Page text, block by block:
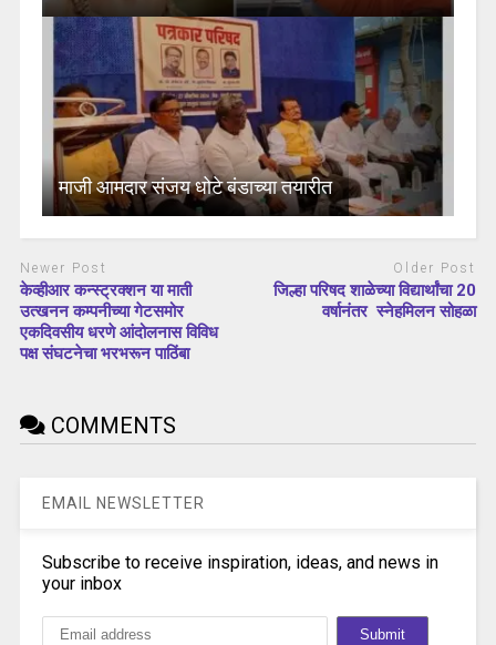
माजी आमदार संजय धोटे बंडाच्या तयारीत
Newer Post
केव्हीआर कन्स्ट्रक्शन या माती
उत्खनन कम्पनीच्या गेटसमोर
एकदिवसीय धरणे आंदोलनास विविध
पक्ष संघटनेचा भरभरून पाठिंबा
Older Post
जिल्हा परिषद शाळेच्या विद्यार्थांचा 20
वर्षानंतर स्नेहमिलन सोहळा
COMMENTS
EMAIL NEWSLETTER
Subscribe to receive inspiration, ideas, and news in
your inbox